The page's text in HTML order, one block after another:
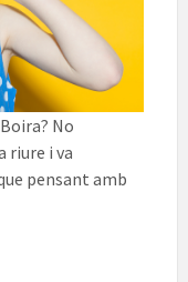
No
riure i va
pensant amb